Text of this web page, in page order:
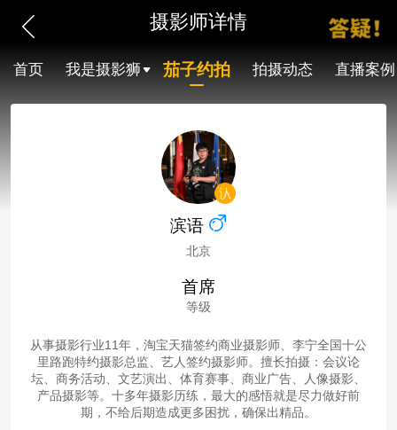
摄影师详情
首页 我是摄影狮 茄子约拍 拍摄动态 直播案例
滨语
北京
首席
等级
从事摄影行业11年，淘宝天猫签约商业摄影师、李宁全国十公
里路跑特约摄影总监、艺人签约摄影师。擅长拍摄：会议论
坛、商务活动、文艺演出、体育赛事、商业广告、人像摄影、
产品摄影等。十多年摄影历练，最大的感悟就是尽力做好前
期，不给后期造成更多困扰，确保出精品。